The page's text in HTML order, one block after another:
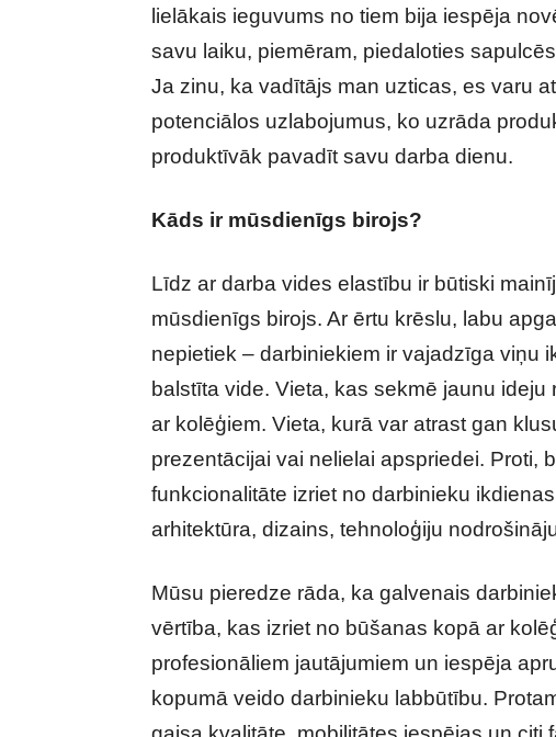
lielākais ieguvums no tiem bija iespēja
savu laiku, piemēram, piedaloties
Ja zinu, ka vadītājs man uzticas, es varu
potenciālos uzlabojumus, ko uzrāda
produktīvāk pavadīt savu darba dienu.
Kāds ir mūsdienīgs birojs?
Līdz ar darba vides elastību ir būtiski
mūsdienīgs birojs. Ar ērtu krēslu, labu
nepietiek – darbiniekiem ir vajadzīga viņu
balstīta vide. Vieta, kas sekmē jaunu
ar kolēģiem. Vieta, kurā var atrast gan
prezentācijai vai nelielai apspriedei. Proti,
funkcionalitāte izriet no darbinieku
arhitektūra, dizains, tehnoloģiju
Mūsu pieredze rāda, ka galvenais
vērtība, kas izriet no būšanas kopā ar
profesionāliem jautājumiem un iespēja
kopumā veido darbinieku labbūtību.